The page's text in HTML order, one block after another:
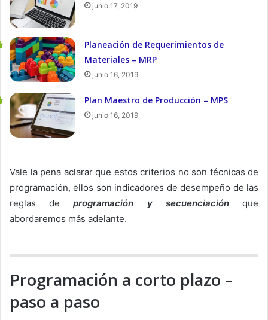
junio 17, 2019
Planeación de Requerimientos de
Materiales – MRP
junio 16, 2019
Plan Maestro de Producción – MPS
junio 16, 2019
Vale la pena aclarar que estos criterios no son técnicas de
programación, ellos son indicadores de desempeño de las
reglas deprogramación y secuenciaciónque
abordaremos más adelante.
Programación a corto plazo –
paso a paso